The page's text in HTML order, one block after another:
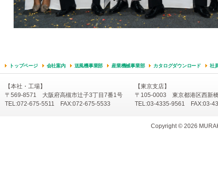
【本社・工場】
〒569-8571 大阪府高槻市辻子3丁目7番1号
TEL:072-675-5511 FAX:072-675-5533
【東京支店】
〒105-0003 東京都港区西新
TEL:03-4335-9561 FAX:03-
Copyright © 2026
トップページ 会社案内 送風機事業部 産業機械事業部 カタログダウンロード 社